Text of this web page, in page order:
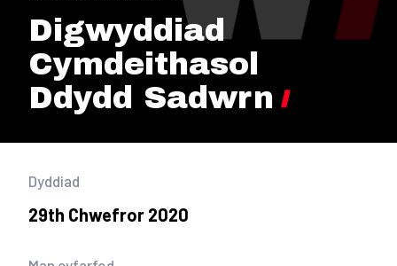
Digwyddiad
Cymdeithasol
Ddydd Sadwrn
Dyddiad
29th Chwefror 2020